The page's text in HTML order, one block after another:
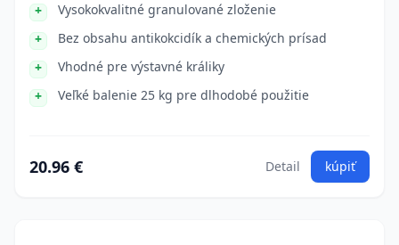
Vysokokvalitné granulované zloženie
Bez obsahu antikokcidík a chemických prísad
Vhodné pre výstavné králiky
Veľké balenie 25 kg pre dlhodobé použitie
20.96 € Detail kúpiť